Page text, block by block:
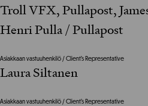
Troll VFX, Pullapost,
Henri Pulla / Pullapost
Asiakkaan vastuuhenkilö / Client’s Representative
Laura Siltanen
Asiakkaan vastuuhenkilö / Client’s Representative